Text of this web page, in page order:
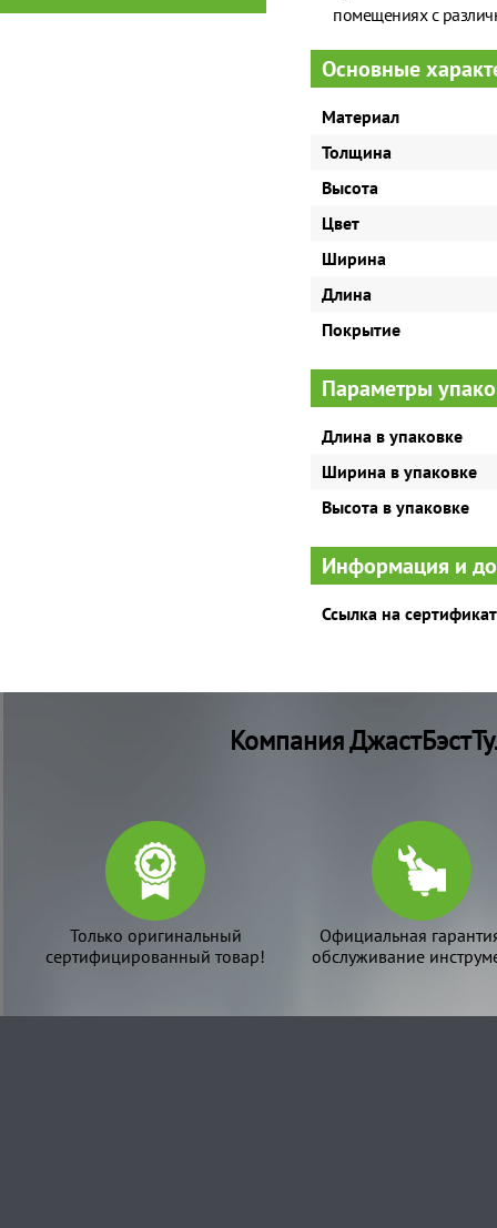
помещениях с
Основные
Материал
Толщина
Высота
Цвет
Ширина
Длина
Покрытие
Параметры
Длина в упаковке
Ширина в упаковке
Высота в упаковке
Информация и
Ссылка на сертификат
Компания
Только оригинальный
сертифицированный товар!
Официальная
обслуживание